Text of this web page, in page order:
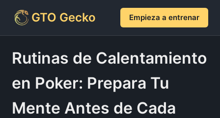
GTO Gecko Empieza a entrenar
Rutinas de Calentamiento
en Poker: Prepara Tu
Mente Antes de Cada